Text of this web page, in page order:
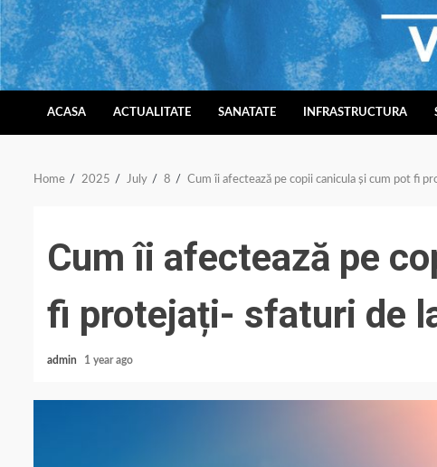
Skip
to
content
ACASA ACTUALITATE SANATATE INFRASTRUCTURA
Home 2025 July 8 Cum îi afectează pe copii canicula și cum pot fi
Cum îi afectează pe
fi protejați- sfaturi de
admin 1 year ago